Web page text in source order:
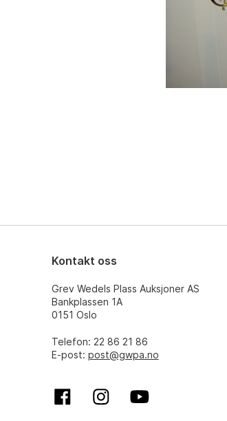
Kontakt oss
Grev Wedels Plass Auksjoner AS
Bankplassen 1A
0151 Oslo
Telefon: 22 86 21 86
E-post: post@gwpa.no